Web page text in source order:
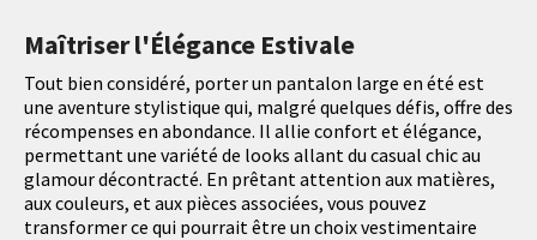
Maîtriser l'Élégance Estivale
Tout bien considéré, porter un pantalon large en été est
une aventure stylistique qui, malgré quelques défis, offre des
récompenses en abondance. Il allie confort et élégance,
permettant une variété de looks allant du casual chic au
glamour décontracté. En prêtant attention aux matières,
aux couleurs, et aux pièces associées, vous pouvez
transformer ce qui pourrait être un choix vestimentaire